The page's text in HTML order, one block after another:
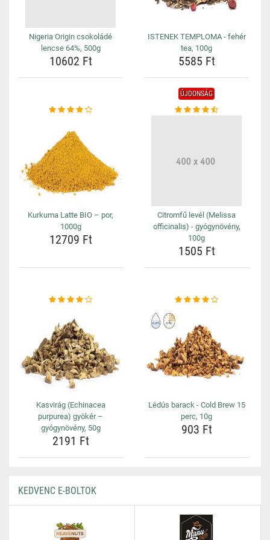
Nigeria Origin csokoládé
lencse 64%, 500g
10602 Ft
ISTENEK TEMPLOMA - fehér
tea, 100g
5585 Ft
Kurkuma Latte BIO – por,
1000g
12709 Ft
ÚJDONSÁG
Citromfű levél (Melissa
officinalis) - gyógynövény,
100g
1505 Ft
Kasvirág (Echinacea
purpurea) gyökér –
gyógynövény, 50g
2191 Ft
Lédús barack - Cold Brew 15
perc, 10g
903 Ft
KEDVENC E-BOLTOK